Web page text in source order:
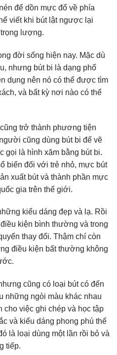
để dồn mực đổ về phía
viết khi bút lật ngược lại
lượng.
đời sống hiện nay. Mặc dù
nhưng bút bi là dạng phổ
dụng nên nó có thể được tìm
và bất kỳ nơi nào có thể
trở thành phương tiện
cũng dùng bút bi để vẽ
gọi là hình xăm bằng bút bi.
biến đối với trẻ nhỏ, mực bút
xuất bút và thành phần mực
gia trên thế giới.
kiểu dáng đẹp và lạ. Rồi
kiện bình thường và trong
thay đổi. Thậm chí còn
điều kiện bất thường không
cũng có loại bút có đến
những ngòi màu khác nhau
cho việc ghi chép và học tập
và kiểu dáng phong phú thế
là loại dùng một lần rồi bỏ và
tiếp.